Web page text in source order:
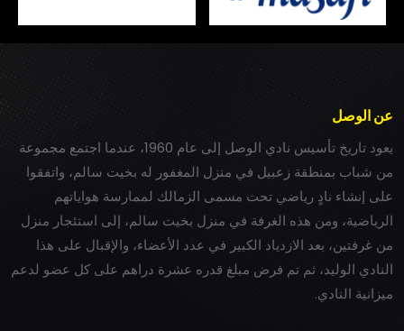
عن الوصل
يعود تاريخ تأسيس نادي الوصل إلى عام 1960، عندما اجتمع مجموعة
من شباب بمنطقة زعبيل في منزل المغفور له بخيت سالم، واتفقوا
على إنشاء نادٍ رياضي تحت مسمى الزمالك لممارسة هواياتهم
الرياضية، ومن هذه الغرفة في منزل بخيت سالم، إلى استئجار منزل
من غرفتين، بعد الازدياد الكبير في عدد الأعضاء، والإقبال على هذا
النادي الوليد، ثم تم فرض مبلغ قدره عشرة دراهم على كل عضو لدعم
ميزانية النادي.